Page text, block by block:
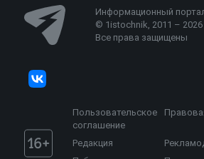
Информационный
© 1istochnik, 2011 – 2026
Все права защищены
Пользовательское
соглашение
Редакция